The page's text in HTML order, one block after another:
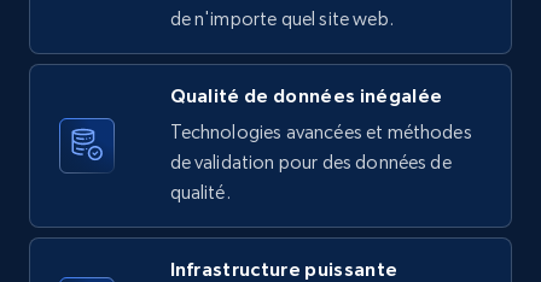
X (formerly Twitter) - Posts - Getting x
posts by array of profiles
ID, User posted, Name, Description, Date
posted, Photos, URL, Quoted post, and more.
1.2K+ Essai gratuit
de n'importe quel site web.
Qualité de données inégalée
Technologies avancées et méthodes
de validation pour des données de
qualité.
Infrastructure puissante